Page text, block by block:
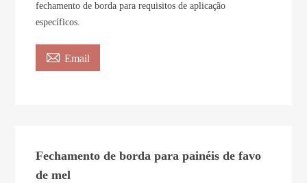
fechamento de borda para requisitos de aplicação
específicos.
 Email
Fechamento de borda para painéis de favo
de mel